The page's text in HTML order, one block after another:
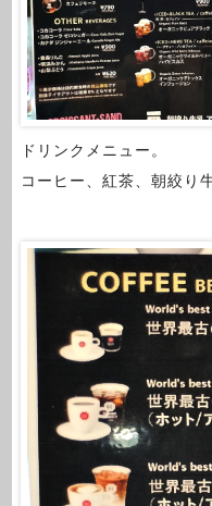
ドリンクメニュー。
コーヒー、紅茶、朝絞り